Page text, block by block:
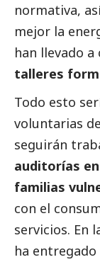
normativa,
mejor la
han llevado a
talleres
Todo esto
voluntarias
seguirán
auditorías
familias
con el
servicios. En
ha entregado